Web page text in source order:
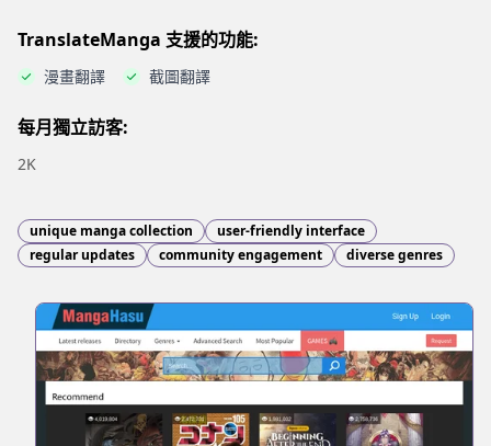
TranslateManga 支援的功能:
漫畫翻譯 截圖翻譯
每月獨立訪客:
2K
unique manga collection
user-friendly interface
regular updates
community engagement diverse genres